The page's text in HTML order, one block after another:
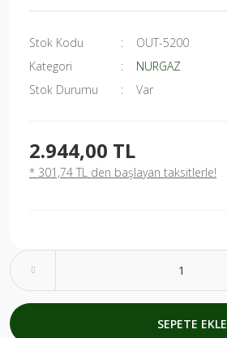
Stok Kodu
OUT-5200
Kategori
NURGAZ
Stok Durumu
Var
2.944,00 TL
* 301,74 TL den başlayan taksitlerle!
SEPETE EKLE